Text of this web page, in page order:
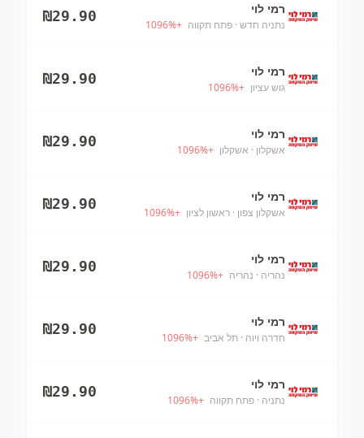
רמי לוי
נתניה חדש · פתח תקווה +
1096%
₪29.90
רמי לוי
גוש עציון +
1096%
₪29.90
רמי לוי
אשקלון · אשקלון +
1096%
₪29.90
רמי לוי
אשקלון צפון · ראשון לציון +
1096%
₪29.90
רמי לוי
נהריה · נהריה +
1096%
₪29.90
רמי לוי
חדרה ויוה · תל אביב +
1096%
₪29.90
רמי לוי
נתניה · פתח תקווה +
1096%
₪29.90